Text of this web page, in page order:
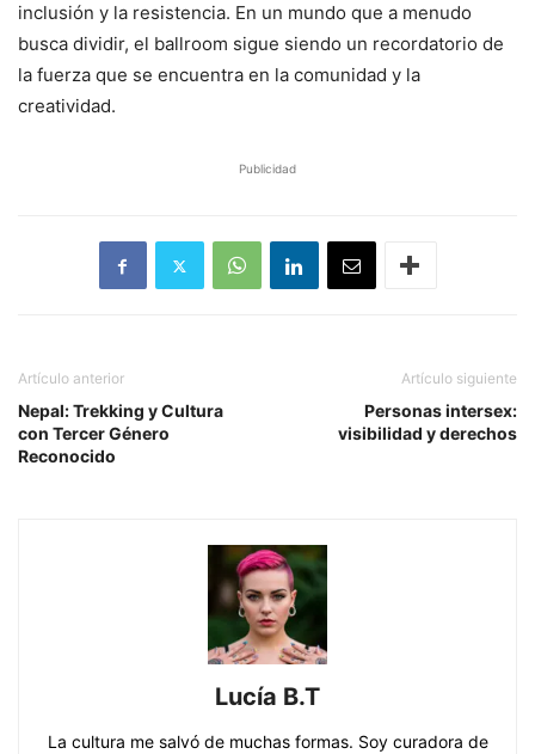
inclusión y la resistencia. En un mundo que a menudo
busca dividir, el ballroom sigue siendo un recordatorio de
la fuerza que se encuentra en la comunidad y la
creatividad.
Publicidad
Artículo anterior
Nepal: Trekking y Cultura
con Tercer Género
Reconocido
Artículo siguiente
Personas intersex:
visibilidad y derechos
Lucía B.T
La cultura me salvó de muchas formas. Soy curadora de